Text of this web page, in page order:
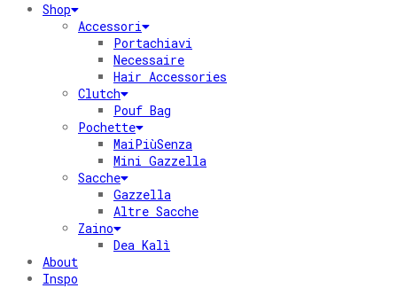
Shop
Accessori
Portachiavi
Necessaire
Hair Accessories
Clutch
Pouf Bag
Pochette
MaiPiùSenza
Mini Gazzella
Sacche
Gazzella
Altre Sacche
Zaino
Dea Kalì
About
Inspo